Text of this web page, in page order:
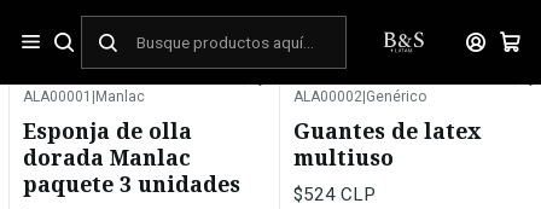
ALA00001 Manlac
Esponja de olla
dorada Manlac
paquete 3 unidades
ALA00002 Genérico
Guantes de latex
multiuso
$524 CLP